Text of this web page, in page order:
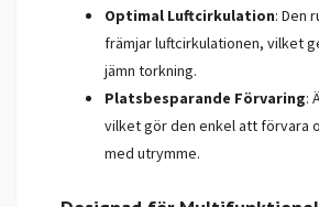
Optimal Luftcirkulation: Den
främjar luftcirkulationen, vilket
jämn torkning.
Platsbesparande Förvaring:
vilket gör den enkel att förvara
med utrymme.